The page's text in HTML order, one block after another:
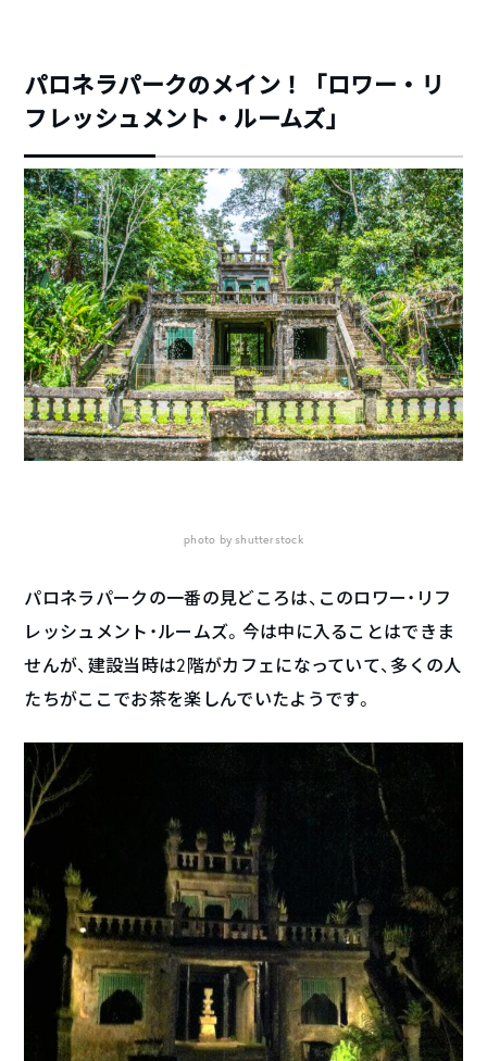
パロネラパークのメイン！「ロワー・リ
フレッシュメント・ルームズ」
photo by shutterstock
パロネラパークの一番の見どころは、このロワー・リフ
レッシュメント・ルームズ。今は中に入ることはできま
せんが、建設当時は2階がカフェになっていて、多くの人
たちがここでお茶を楽しんでいたようです。